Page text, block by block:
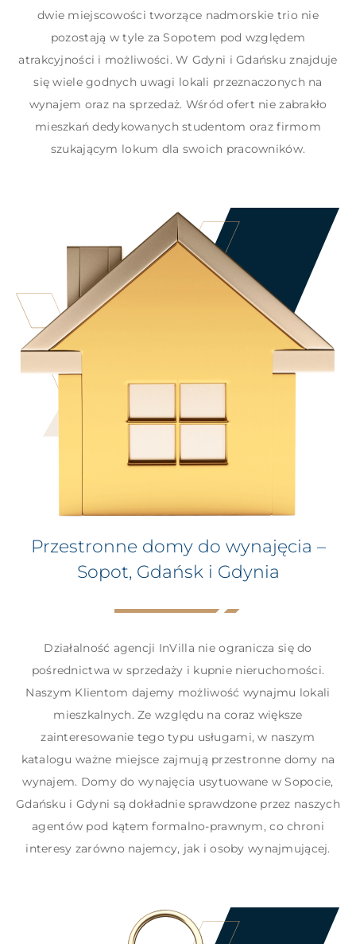
dwie miejscowości tworzące nadmorskie trio nie
pozostają w tyle za Sopotem pod względem
atrakcyjności i możliwości. W Gdyni i Gdańsku znajduje
się wiele godnych uwagi lokali przeznaczonych na
wynajem oraz na sprzedaż. Wśród ofert nie zabrakło
mieszkań dedykowanych studentom oraz firmom
szukającym lokum dla swoich pracowników.
Przestronne domy do wynajęcia –
Sopot, Gdańsk i Gdynia
Działalność agencji InVilla nie ogranicza się do
pośrednictwa w sprzedaży i kupnie nieruchomości.
Naszym Klientom dajemy możliwość wynajmu lokali
mieszkalnych. Ze względu na coraz większe
zainteresowanie tego typu usługami, w naszym
katalogu ważne miejsce zajmują przestronne domy na
wynajem. Domy do wynajęcia usytuowane w Sopocie,
Gdańsku i Gdyni są dokładnie sprawdzone przez naszych
agentów pod kątem formalno-prawnym, co chroni
interesy zarówno najemcy, jak i osoby wynajmującej.